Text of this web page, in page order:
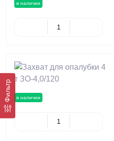
Фильтр
в наличии
в наличии